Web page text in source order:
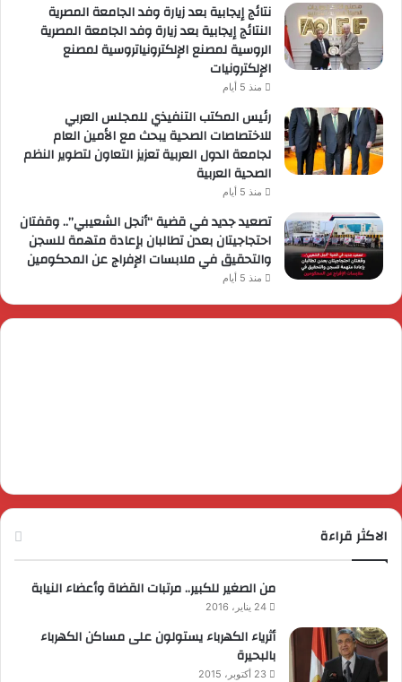
نتائج إيجابية بعد زيارة وفد الجامعة المصرية
النتائج إيجابية بعد زيارة وفد الجامعة المصرية
الروسية لمصنع الإلكترونياتروسية لمصنع
الإلكترونيات
منذ 5 أيام
رئيس المكتب التنفيذي للمجلس العربي
للاختصاصات الصحية يبحث مع الأمين العام
لجامعة الدول العربية تعزيز التعاون لتطوير النظم
الصحية العربية
منذ 5 أيام
تصعيد جديد في قضية “أنجل الشعيبي”.. وقفتان
احتجاجيتان بعدن تطالبان بإعادة متهمة للسجن
والتحقيق في ملابسات الإفراج عن المحكومين
منذ 5 أيام
الاكثر قراءة
من الصغير للكبير.. مرتبات القضاة وأعضاء النيابة
24 يناير، 2016
أثرياء الكهرباء يستولون على مساكن الكهرباء
بالبحيرة
23 أكتوبر، 2015